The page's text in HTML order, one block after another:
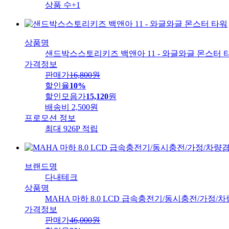
상품 수+1
상품명
샌드박스스토리키즈 백앤아 11 - 와글와글 몬스터
가격정보
판매가16,800원
할인율10%
할인모음가15,120원
배송비
2,500원
프로모션 정보
최대 926P 적립
브랜드명
다내테크
상품명
MAHA 마하 8.0 LCD 급속충전기/동시충전/가정/차
가격정보
판매가46,000원